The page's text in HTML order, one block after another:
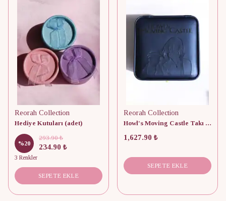
Reorah Collection
Hediye Kutuları (adet)
%20
293.90 ₺
234.90 ₺
3 Renkler
SEPETE EKLE
Reorah Collection
Howl's Moving Castle Takı Kutusu
1,627.90 ₺
SEPETE EKLE